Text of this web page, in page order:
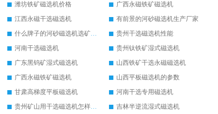
潍坊铁矿磁选机价格
广西永磁铁矿磁选机
江西永磁干选磁选机
有前景的河砂磁选机生产厂家
什么牌子的河砂磁选机选矿效果好
贵州干选磁选机性能
河南干选磁选机
贵州钛铁矿湿式磁选机
广东黑钨矿湿式磁选机
山西铁矿干选永磁磁选机
广西永磁铁矿磁选机
山西平板磁选机的参数
甘肃高梯度平板磁选机
河南干选专用磁选机
贵州矿山用干选磁选机怎样调磁
吉林半逆流湿式磁选机